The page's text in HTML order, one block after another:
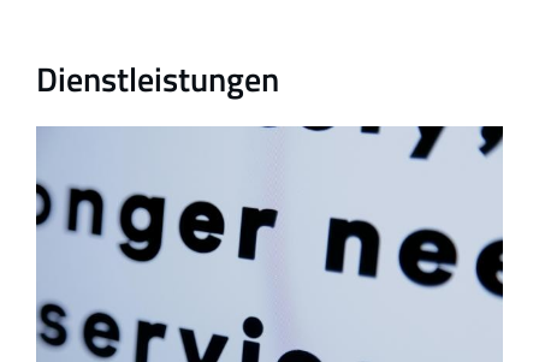
Dienstleistungen